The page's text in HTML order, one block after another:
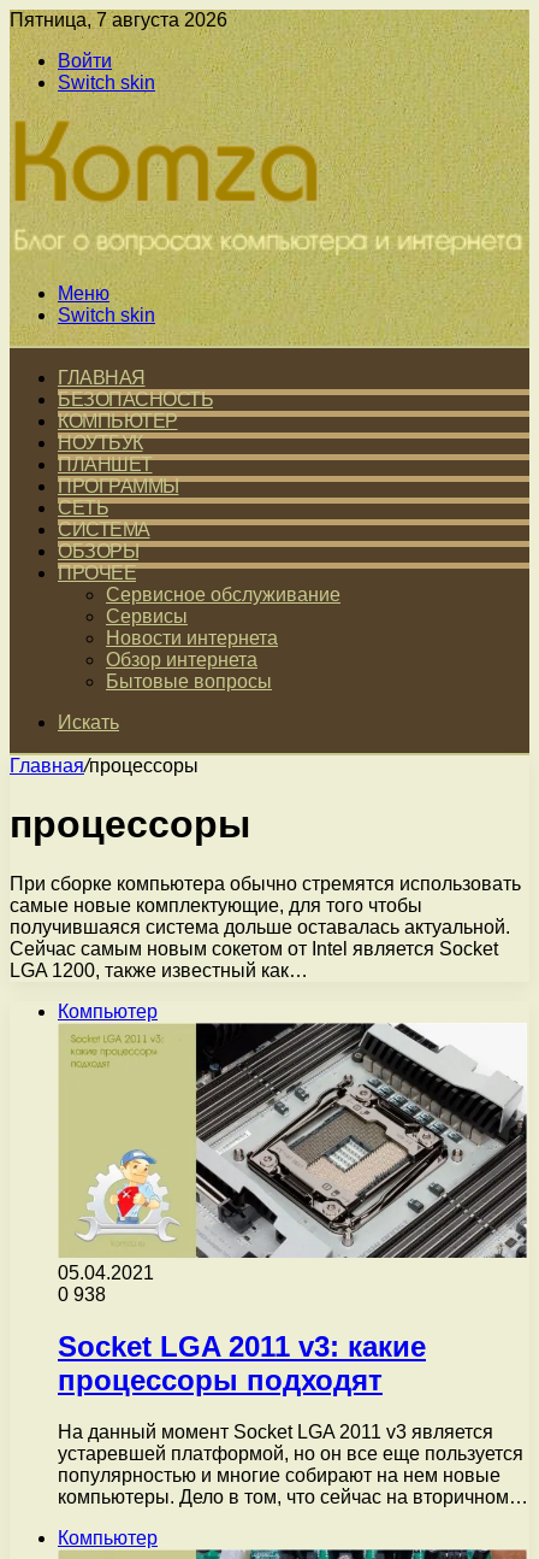
Пятница, 7 августа 2026
Войти
Switch skin
Меню
Switch skin
ГЛАВНАЯ
БЕЗОПАСНОСТЬ
КОМПЬЮТЕР
НОУТБУК
ПЛАНШЕТ
ПРОГРАММЫ
СЕТЬ
СИСТЕМА
ОБЗОРЫ
ПРОЧЕЕ
Сервисное обслуживание
Сервисы
Новости интернета
Обзор интернета
Бытовые вопросы
Искать
Главная/процессоры
процессоры
При сборке компьютера обычно стремятся использовать
самые новые комплектующие, для того чтобы
получившаяся система дольше оставалась актуальной.
Сейчас самым новым сокетом от Intel является Socket
LGA 1200, также известный как…
Компьютер
05.04.2021
0 938
Socket LGA 2011 v3: какие
процессоры подходят
На данный момент Socket LGA 2011 v3 является
устаревшей платформой, но он все еще пользуется
популярностью и многие собирают на нем новые
компьютеры. Дело в том, что сейчас на вторичном…
Компьютер